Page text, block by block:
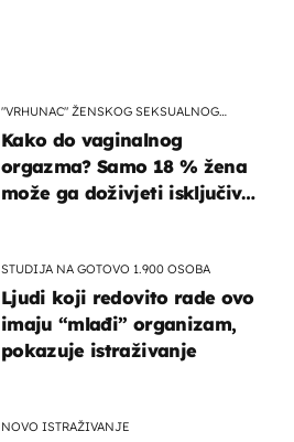
"VRHUNAC" ŽENSKOG SEKSUALNOG
Kako do vaginalnog
orgazma? Samo 18 % žena
može ga doživjeti isključivo
STUDIJA NA GOTOVO 1.900 OSOBA
Ljudi koji redovito rade ovo
imaju “mlađi” organizam,
pokazuje istraživanje
NOVO ISTRAŽIVANJE